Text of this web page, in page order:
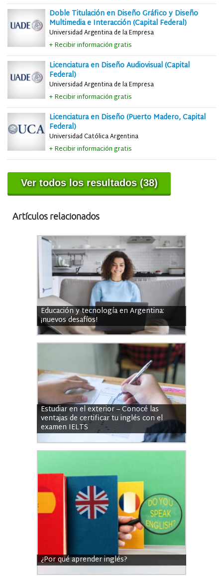
Doble Titulación en Diseño Gráfico y Diseño
Multimedia e Interacción (Capital Federal)
Universidad Argentina de la Empresa
+ Recibir información gratis
Licenciatura en Diseño Audiovisual (Capital
Federal)
Universidad Argentina de la Empresa
+ Recibir información gratis
Licenciatura en Diseño (Puerto Madero, Capital
Federal)
Universidad Católica Argentina
+ Recibir información gratis
Ver todos los resultados (38)
Artículos relacionados
Educación y tecnología en Argentina:
¡nuevos desafíos!
Estudiar en el exterior – Conocé las
ventajas de certificar tu inglés con el
examen IELTS
¿Por qué aprender inglés?